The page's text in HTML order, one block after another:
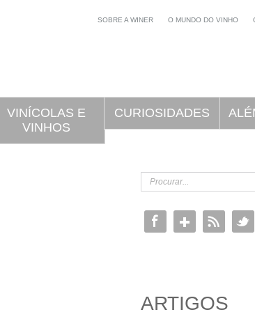
SOBRE A WINER O MUNDO DO VINHO
VINÍCOLAS E
VINHOS
CURIOSIDADES
ARTIGOS